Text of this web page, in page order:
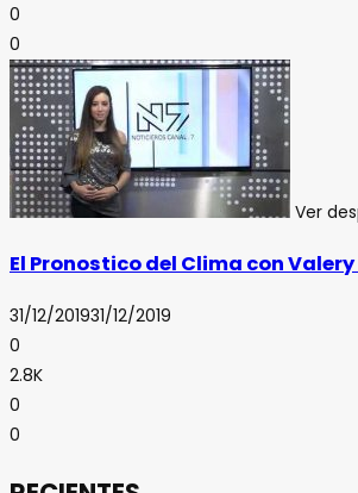
0
0
Ver
El Pronostico del Clima con Valery
31/12/201931/12/2019
0
2.8K
0
0